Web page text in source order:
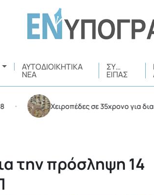
ΑΥΤΟΔΙΟΙΚΗΤΙΚΆ
ΝΈΑ
ΣΥ…
ΕΊΠΑΣ
Χειροπέδες σε 35χρονο για
την πρόσληψη 14